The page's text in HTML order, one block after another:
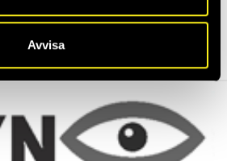
Avvisa
över att ha fått förtroendet att